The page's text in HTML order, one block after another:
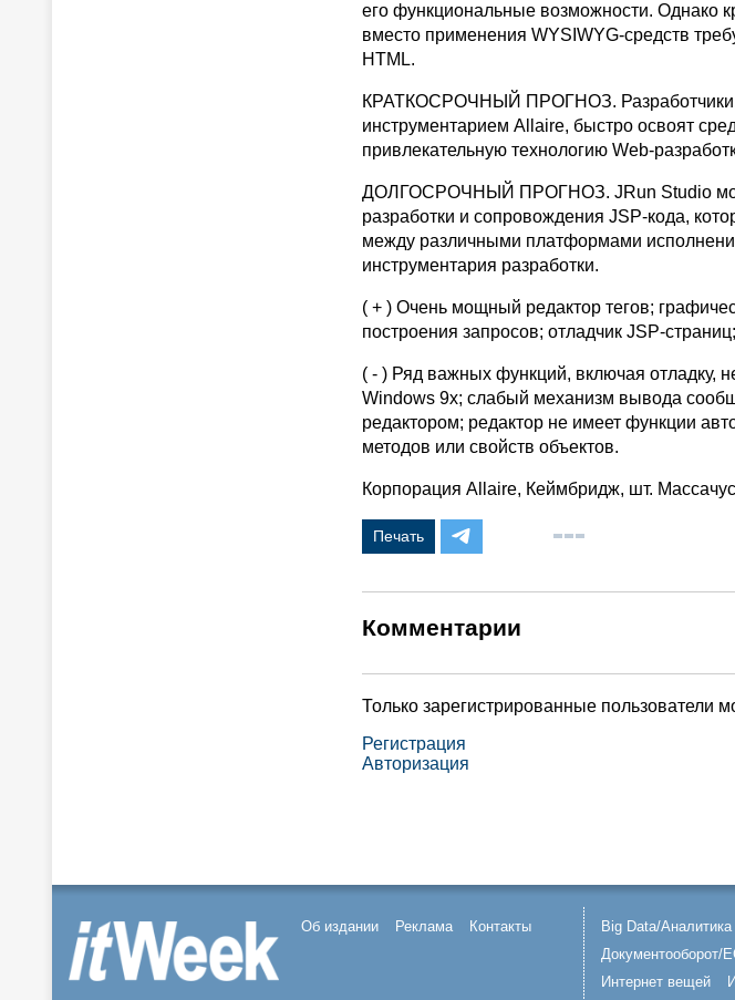
его функциональные возможности. Однако
вместо применения WYSIWYG-средств
HTML.
КРАТКОСРОЧНЫЙ ПРОГНОЗ. Разработчики,
инструментарием Allaire, быстро освоят
привлекательную технологию Web-
ДОЛГОСРОЧНЫЙ ПРОГНОЗ. JRun Studio
разработки и сопровождения JSP-кода,
между различными платформами
инструментария разработки.
( + ) Очень мощный редактор тегов;
построения запросов; отладчик JSP-
( - ) Ряд важных функций, включая отладку,
Windows 9x; слабый механизм вывода
редактором; редактор не имеет функции
методов или свойств объектов.
Корпорация Allaire, Кеймбридж, шт.
Печать
Комментарии
Только зарегистрированные пользователи
Регистрация
Авторизация
Об издании Реклама Контакты Big Data/Аналитика
Документооборот/
Интернет вещей